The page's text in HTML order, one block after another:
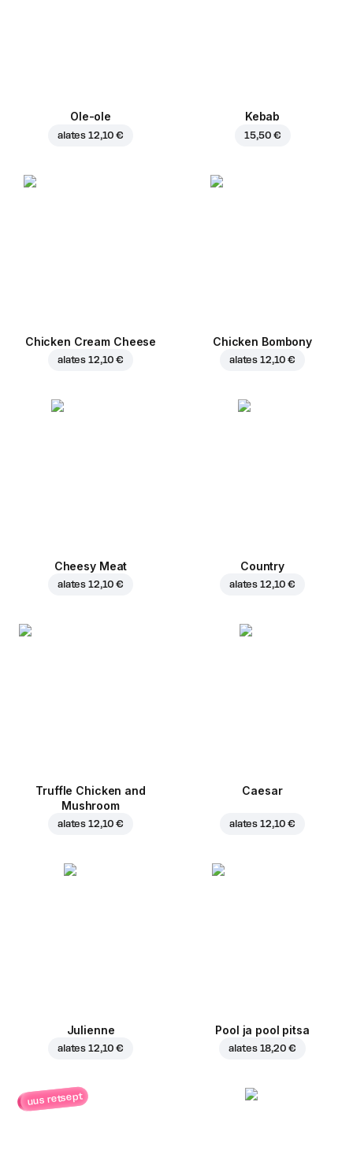
Ole-ole
alates 12,10 €
Kebab
15,50 €
Chicken Cream Cheese
alates 12,10 €
Chicken Bombony
alates 12,10 €
Cheesy Meat
alates 12,10 €
Country
alates 12,10 €
Truffle Chicken and
Mushroom
alates 12,10 €
Caesar
alates 12,10 €
Julienne
alates 12,10 €
Pool ja pool pitsa
alates 18,20 €
uus retsept